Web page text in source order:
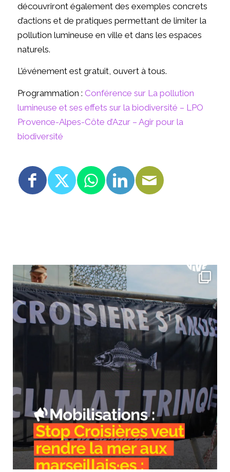
découvriront également des exemples concrets
d’actions et de pratiques permettant de limiter la
pollution lumineuse en ville et dans les espaces
naturels.
L’événement est gratuit, ouvert à tous.
Programmation : Conférence sur La pollution
lumineuse et ses effets sur la biodiversité – LPO
Provence-Alpes-Côte d’Azur – Agir pour la
biodiversité